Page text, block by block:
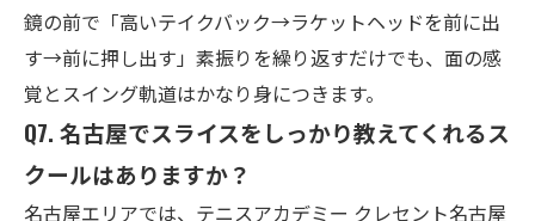
鏡の前で「高いテイクバック→ラケットヘッドを前に出
す→前に押し出す」素振りを繰り返すだけでも、面の感
覚とスイング軌道はかなり身につきます。
Q7. 名古屋でスライスをしっかり教えてくれるス
クールはありますか？
名古屋エリアでは、テニスアカデミー クレセント名古屋